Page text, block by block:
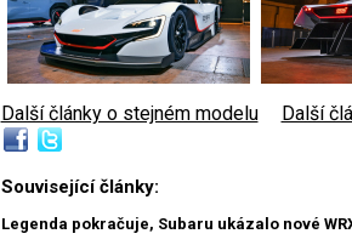
Další články o stejném modelu Další
Související články:
Legenda pokračuje, Subaru ukázalo nové